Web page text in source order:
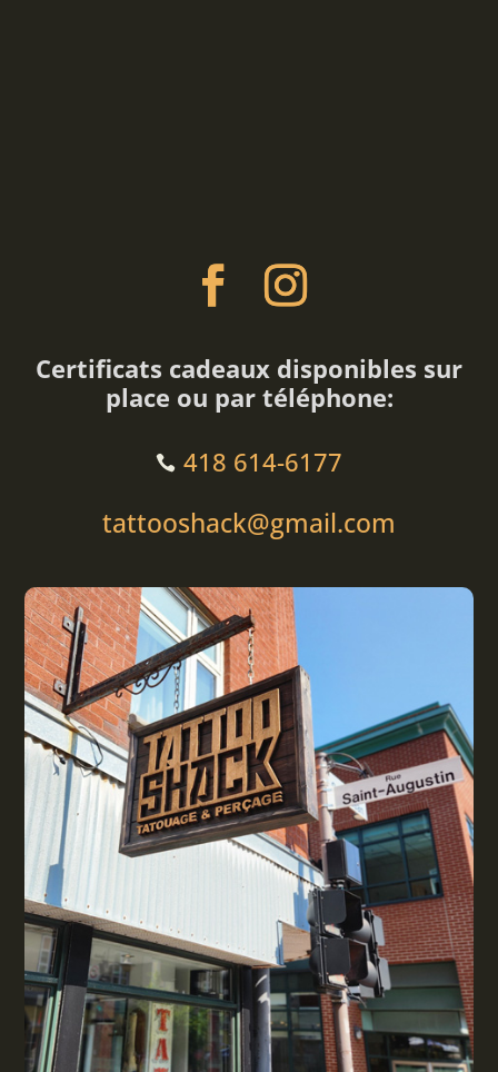
Certificats cadeaux disponibles sur
place ou par téléphone:
418 614-6177
tattooshack@gmail.com